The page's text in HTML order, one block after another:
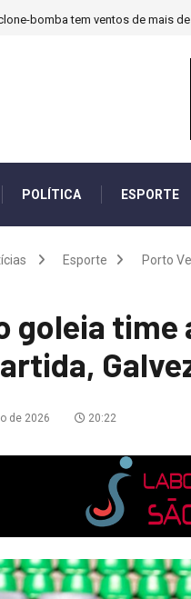
bomba tem ventos de mais
POLÍTICA ESPORTE
Esporte Porto
goleia time
de 2026 20:22